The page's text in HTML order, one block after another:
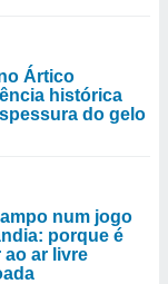
Ártico
histórica
do gelo
num jogo
porque é
ar livre